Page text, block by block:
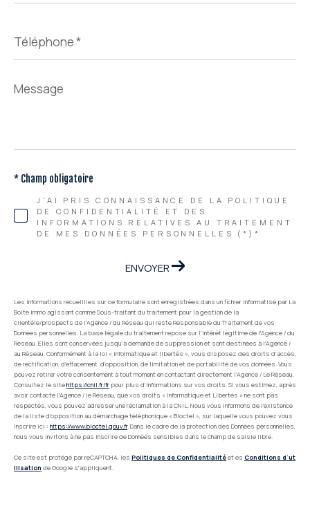
*
Message
*
J'AI PRIS CONNAISSANCE DE LA POLITIQUE
DE CONFIDENTIALITÉ ET DES
INFORMATIONS RELATIVES AU TRAITEMENT
DE MES DONNÉES PERSONNELLES (*)*
* Champ obligatoire
ENVOYER
Les informations recueillies sur ce formulaire sont enregistrées dans un fichier informatisé par La
Boite Immo agissant comme Sous-traitant du traitement pour la gestion de la
clientèle/prospects de l'Agence / du Réseau qui reste Responsable du Traitement de vos
Données personnelles. La base légale du traitement repose sur l'intérêt légitime de l'Agence / du
Réseau. Elles sont conservées jusqu'à demande de suppression et sont destinées à l'Agence /
au Réseau. Conformément à la loi « informatique et libertés », vous disposez des droits d’accès,
de rectification, d’effacement, d’opposition, de limitation et de portabilité de vos données. Vous
pouvez retirer votre consentement à tout moment en contactant directement l’Agence / Le Réseau.
Consultez le sitehttps://cnil.fr/fr pour plus d’informations sur vos droits. Si vous estimez, après
avoir contacté l'Agence / le Réseau, que vos droits « Informatique et Libertés » ne sont pas
respectés, vous pouvez adresser une réclamation à la CNIL. Nous vous informons de l’existence
de la liste d'opposition au démarchage téléphonique « Bloctel », sur laquelle vous pouvez vous
inscrire ici : https://www.bloctel.gouv.fr. Dans le cadre de la protection des Données personnelles,
nous vous invitons à ne pas inscrire de Données sensibles dans le champ de saisie libre.
Ce site est protégé par reCAPTCHA, les Politiques de Confidentialitéet es Conditions d'ut
ilisation de Google s'appliquent.